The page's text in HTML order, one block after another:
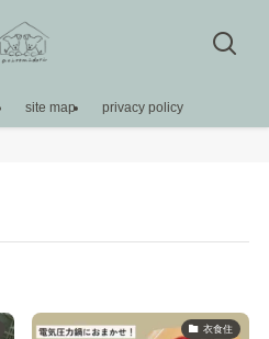
site map privacy policy
衣食住